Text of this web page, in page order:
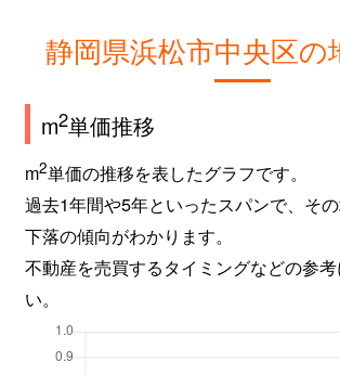
静岡県浜松市中央区の
m2単価推移
m2単価の推移を表したグラフです。
過去1年間や5年といったスパンで、そ
下落の傾向がわかります。
不動産を売買するタイミングなどの参
い。